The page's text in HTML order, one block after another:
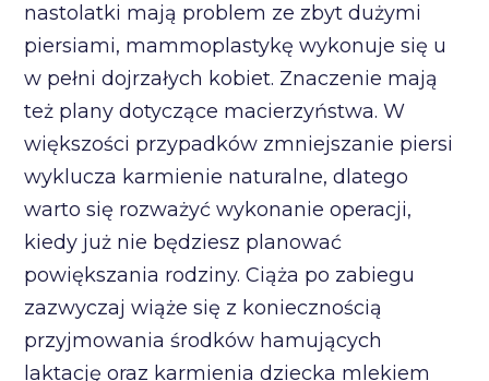
nastolatki mają problem ze zbyt dużymi
piersiami, mammoplastykę wykonuje się u
w pełni dojrzałych kobiet. Znaczenie mają
też plany dotyczące macierzyństwa. W
większości przypadków zmniejszanie piersi
wyklucza karmienie naturalne, dlatego
warto się rozważyć wykonanie operacji,
kiedy już nie będziesz planować
powiększania rodziny. Ciąża po zabiegu
zazwyczaj wiąże się z koniecznością
przyjmowania środków hamujących
laktację oraz karmienia dziecka mlekiem